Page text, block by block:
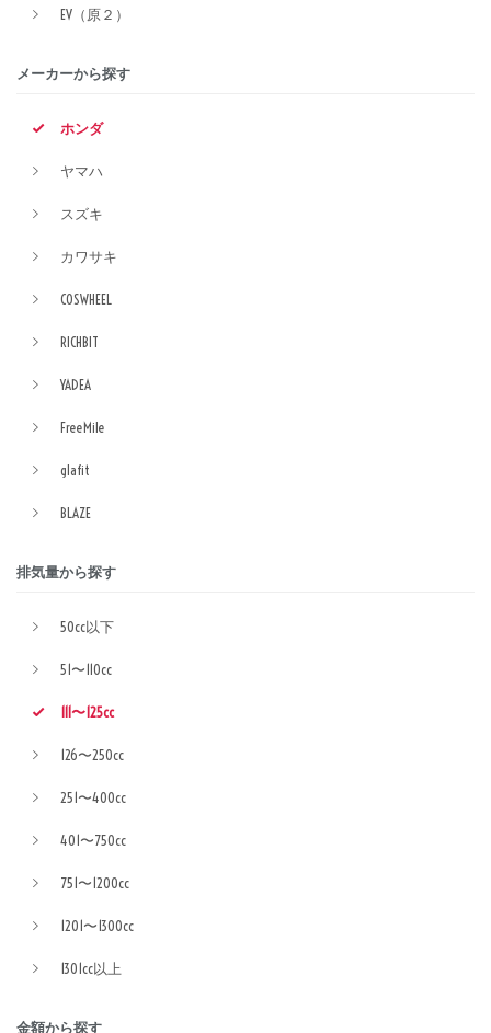
EV（原２）
メーカーから探す
ホンダ
ヤマハ
スズキ
カワサキ
COSWHEEL
RICHBIT
YADEA
FreeMile
glafit
BLAZE
排気量から探す
50cc以下
51〜110cc
111〜125cc
126〜250cc
251〜400cc
401〜750cc
751〜1200cc
1201〜1300cc
1301cc以上
金額から探す